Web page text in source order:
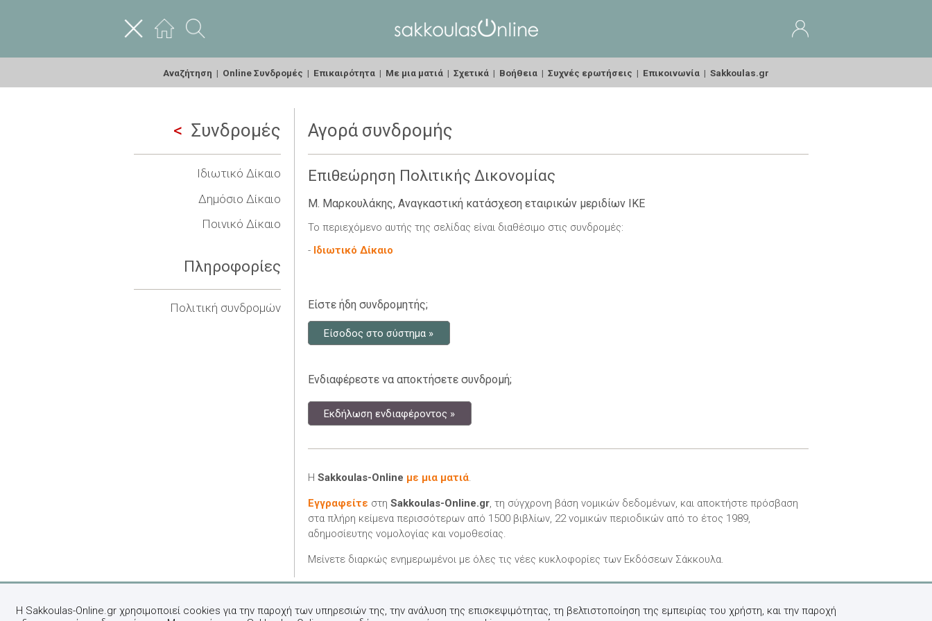
Αναζήτηση | Online Συνδρομές | Επικαιρότητα | Με μια ματιά | Σχετικά | Βοήθεια | Συχνές ερωτήσεις | Επικοινωνία | Sakkoulas.gr
Συνδρομές
Ιδιωτικό Δίκαιο
Δημόσιο Δίκαιο
Ποινικό Δίκαιο
Πληροφορίες
Πολιτική συνδρομών
Αγορά συνδρομής
Επιθεώρηση Πολιτικής Δικονομίας
Μ. Μαρκουλάκης, Αναγκαστική κατάσχεση εταιρικών μεριδίων ΙΚΕ
Το περιεχόμενο αυτής της σελίδας είναι διαθέσιμο στις συνδρομές:
- Ιδιωτικό Δίκαιο
Είστε ήδη συνδρομητής;
Είσοδος στο σύστημα »
Ενδιαφέρεστε να αποκτήσετε συνδρομή;
Εκδήλωση ενδιαφέροντος »
Η Sakkoulas-Online με μια ματιά.
Εγγραφείτε στη Sakkoulas-Online.gr, τη σύγχρονη βάση νομικών δεδομένων, και αποκτήστε πρόσβαση
στα πλήρη κείμενα περισσότερων από 1500 βιβλίων, 22 νομικών περιοδικών από το έτος 1989,
αδημοσίευτης νομολογίας και νομοθεσίας.
Μείνετε διαρκώς ενημερωμένοι με όλες τις νέες κυκλοφορίες των Εκδόσεων Σάκκουλα.
Η Sakkoulas-Online.gr χρησιμοποιεί cookies για την παροχή των υπηρεσιών της, την ανάλυση της επισκεψιμότητας, τη βελτιστοποίηση της εμπειρίας του χρήστη, και την παροχή